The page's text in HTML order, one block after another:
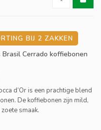
BIJ 2 ZAKKEN
Cerrado koffiebonen
d’Or is een prachtige blend
De koffiebonen zijn mild,
smaak.